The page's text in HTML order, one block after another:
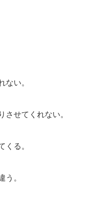
ない。
させてくれない。
くる。
う。